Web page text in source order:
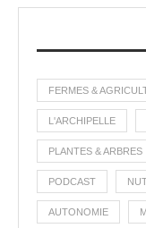
FERMES &
L'ARCHIPELLE
PLANTES & ARBRES
PODCAST
AUTONOMIE